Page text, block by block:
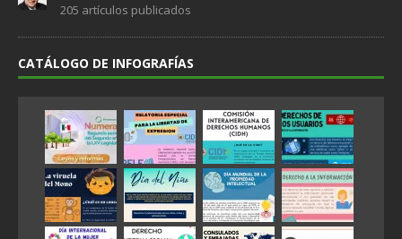
205 artículos publicados
CATÁLOGO DE INFOGRAFÍAS